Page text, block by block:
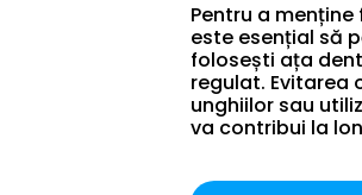
Pentru a
este esențial să
folosești ața
regulat. Evitarea
unghiilor sau
va contribui la